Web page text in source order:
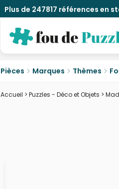
Plus de 247817 références en
Pièces Marques Thèmes
Accueil > Puzzles - Déco et Objets >